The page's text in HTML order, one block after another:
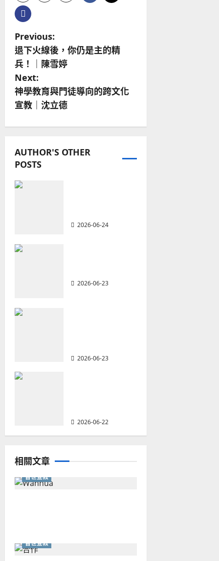
P
o
s
t
n
v
i
t
n
Previous:
退下火線後，你仍是主的精
兵！｜陳雪婷
Next:
神學教育與門徒導向的跨文化
宣教｜沈立德
AUTHOR'S OTHER
POSTS
2026-06-24
2026-06-23
2026-06-23
2026-06-22
相關文章
普世宣教
普世宣教